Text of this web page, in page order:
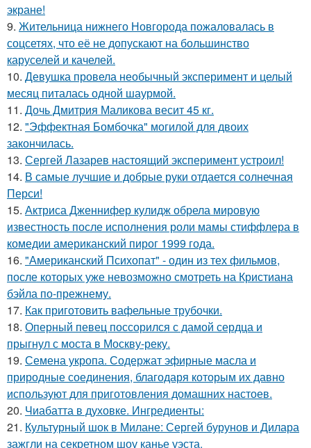
экране!
9. Жительница нижнего Новгорода пожаловалась в
соцсетях, что её не допускают на большинство
каруселей и качелей.
10. Девушка провела необычный эксперимент и целый
месяц питалась одной шаурмой.
11. Дочь Дмитрия Маликова весит 45 кг.
12. "Эффектная Бомбочка" могилой для двоих
закончилась.
13. Сергей Лазарев настоящий эксперимент устроил!
14. В самые лучшие и добрые руки отдается солнечная
Перси!
15. Актриса Дженнифер кулидж обрела мировую
известность после исполнения роли мамы стиффлера в
комедии американский пирог 1999 года.
16. "Американский Психопат" - один из тех фильмов,
после которых уже невозможно смотреть на Кристиана
бэйла по-прежнему.
17. Как приготовить вафельные трубочки.
18. Оперный певец поссорился с дамой сердца и
прыгнул с моста в Москву-реку.
19. Семена укропа. Содержат эфирные масла и
природные соединения, благодаря которым их давно
используют для приготовления домашних настоев.
20. Чиабатта в духовке. Ингредиенты:
21. Культурный шок в Милане: Сергей бурунов и Дилара
зажгли на секретном шоу канье уэста.